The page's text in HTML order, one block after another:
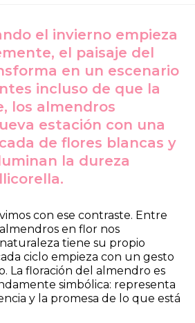
el invierno empieza
el paisaje del
en un escenario
incluso de que la
los almendros
estación con una
de flores blancas y
la dureza
con ese contraste. Entre
en flor nos
tiene su propio
ciclo empieza con un gesto
La floración del almendro es
simbólica: representa
y la promesa de lo que está